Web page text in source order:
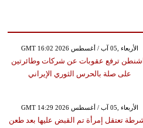
GMT 16:02 2026 الأربعاء ,05 آب / أغسطس
ترفع عقوبات عن شركات وطائرتين
على صلة بالحرس الثوري الإيراني
GMT 14:29 2026 الأربعاء ,05 آب / أغسطس
تعتقل إمرأة تم القبض عليها بعد طعن